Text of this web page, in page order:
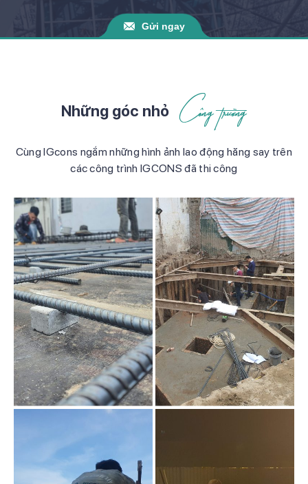
Gửi ngay
Những góc nhỏ Công trường
Cùng IGcons ngắm những hình ảnh lao động hăng say trên
các công trình IGCONS đã thi công